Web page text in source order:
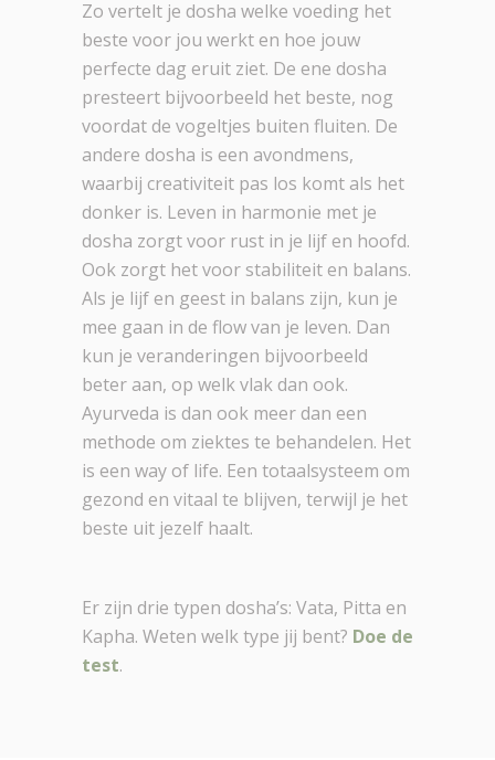
Zo vertelt je dosha welke voeding het
beste voor jou werkt en hoe jouw
perfecte dag eruit ziet. De ene dosha
presteert bijvoorbeeld het beste, nog
voordat de vogeltjes buiten fluiten. De
andere dosha is een avondmens,
waarbij creativiteit pas los komt als het
donker is. Leven in harmonie met je
dosha zorgt voor rust in je lijf en hoofd.
Ook zorgt het voor stabiliteit en balans.
Als je lijf en geest in balans zijn, kun je
mee gaan in de flow van je leven. Dan
kun je veranderingen bijvoorbeeld
beter aan, op welk vlak dan ook.
Ayurveda is dan ook meer dan een
methode om ziektes te behandelen. Het
is een way of life. Een totaalsysteem om
gezond en vitaal te blijven, terwijl je het
beste uit jezelf haalt.
Er zijn drie typen dosha’s: Vata, Pitta en
Kapha. Weten welk type jij bent? Doe de
test.